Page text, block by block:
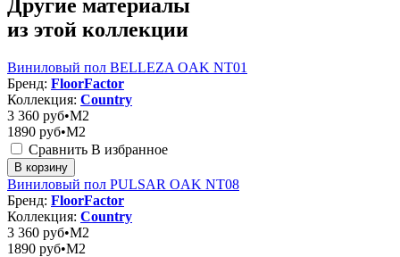
Другие материалы
из этой коллекции
Виниловый пол BELLEZA OAK NT01
Бренд: FloorFactor
Коллекция: Country
3 360 руб•M2
1890 руб•M2
Сравнить В избранное
В корзину
Виниловый пол PULSAR OAK NT08
Бренд: FloorFactor
Коллекция: Country
3 360 руб•M2
1890 руб•M2